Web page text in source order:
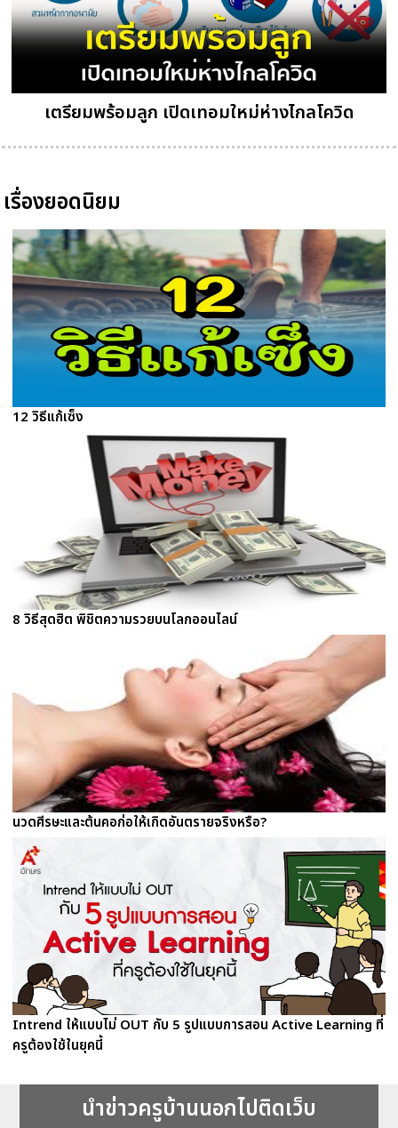
เตรียมพร้อมลูก เปิดเทอมใหม่ห่างไกลโควิด
เรื่องยอดนิยม
12 วิธีแก้เซ็ง
8 วิธีสุดฮิต พิชิตความรวยบนโลกออนไลน์
นวดศีรษะและต้นคอก่อให้เกิดอันตรายจริงหรือ?
Intrend ให้แบบไม่ OUT กับ 5 รูปแบบการสอน Active Learning ที่
ครูต้องใช้ในยุคนี้
นำข่าวครูบ้านนอกไปติดเว็บ